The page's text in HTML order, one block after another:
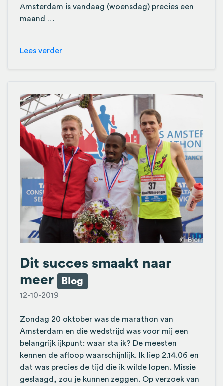
Amsterdam is vandaag (woensdag) precies een
maand …
Lees verder
Dit succes smaakt naar
meer
Blog
12-10-2019
Zondag 20 oktober was de marathon van
Amsterdam en die wedstrijd was voor mij een
belangrijk ijkpunt: waar sta ik? De meesten
kennen de afloop waarschijnlijk. Ik liep 2.14.06 en
dat was precies de tijd die ik wilde lopen. Missie
geslaagd, zou je kunnen zeggen. Op verzoek van